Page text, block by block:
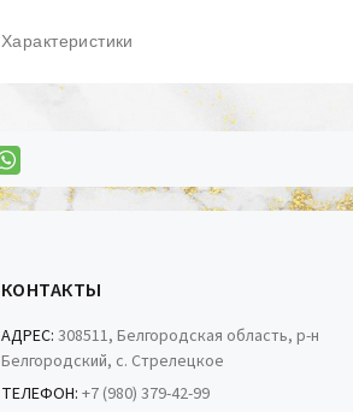
Характеристики
КОНТАКТЫ
АДРЕС: 308511, Белгородская область, р-н
Белгородский, с. Стрелецкое
ТЕЛЕФОН: +7 (980) 379-42-99